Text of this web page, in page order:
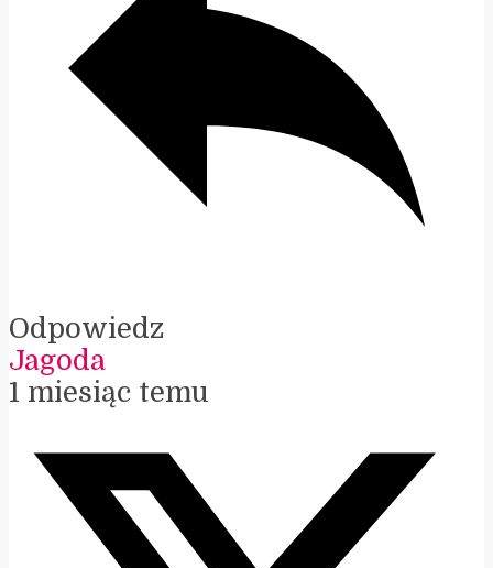
Odpowiedz
Jagoda
1 miesiąc temu